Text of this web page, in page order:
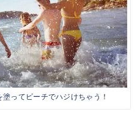
ってビーチでハジけちゃう！